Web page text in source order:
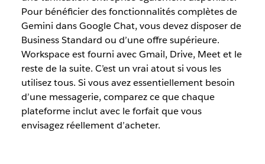
Pour bénéficier des fonctionnalités complètes de
Gemini dans Google Chat, vous devez disposer de
Business Standard ou d’une offre supérieure.
Workspace est fourni avec Gmail, Drive, Meet et le
reste de la suite. C’est un vrai atout si vous les
utilisez tous. Si vous avez essentiellement besoin
d’une messagerie, comparez ce que chaque
plateforme inclut avec le forfait que vous
envisagez réellement d’acheter.